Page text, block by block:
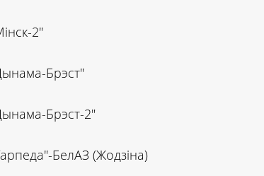
2"
Брэст"
Брэст-2"
БелАЗ (Жодзіна)